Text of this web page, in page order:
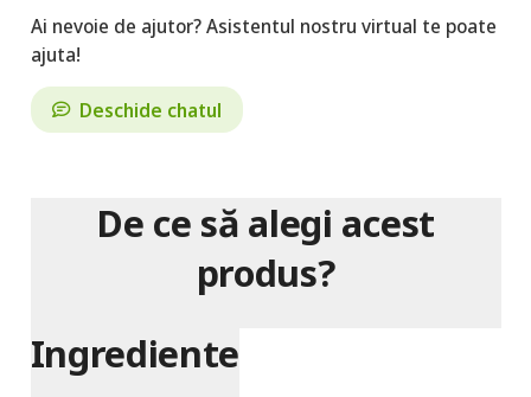
30
capsule
Ai nevoie de ajutor? Asistentul nostru virtual te poate
ajuta!
Deschide chatul
De ce să alegi acest
produs?
Ingrediente